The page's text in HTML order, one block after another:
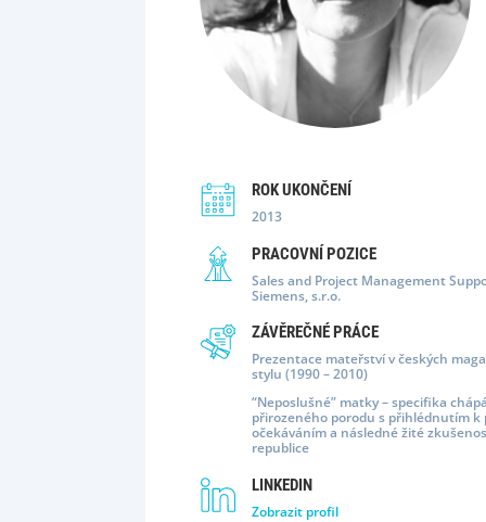
ROK UKONČENÍ
2013
PRACOVNÍ POZICE
Sales and Project Management
Siemens, s.r.o.
ZÁVĚREČNÉ PRÁCE
Prezentace mateřství v českých
stylu (1990 – 2010)
“Neposlušné” matky – specifika
přirozeného porodu s přihlédnutím k
očekáváním a následné žité
republice
LINKEDIN
Zobrazit profil